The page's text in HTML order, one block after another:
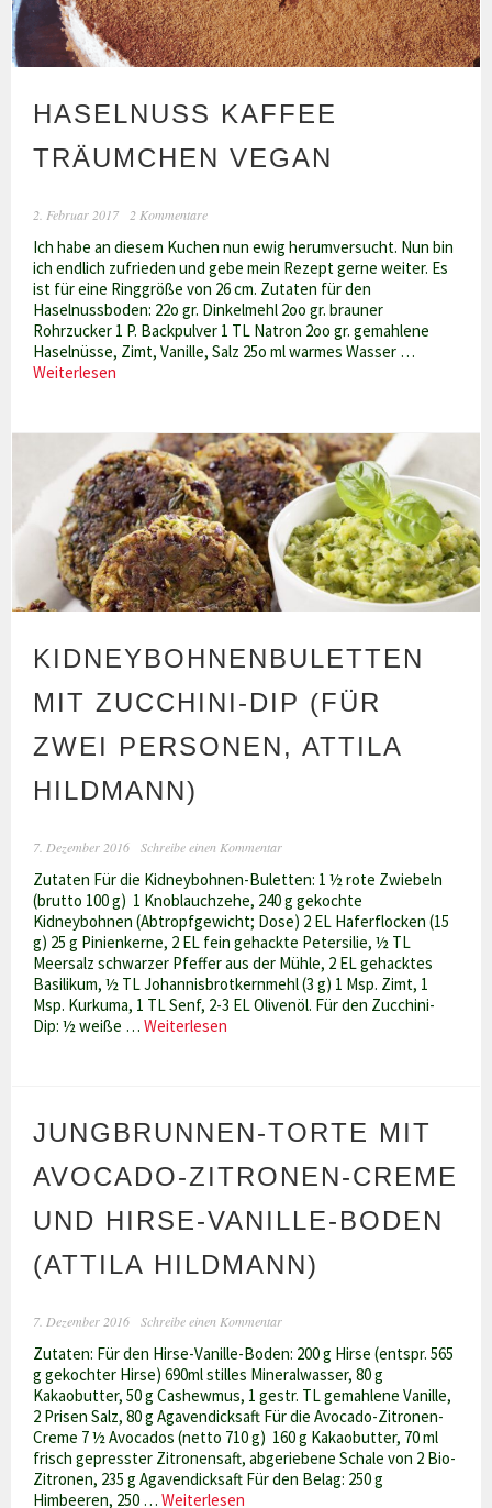
HASELNUSS KAFFEE
TRÄUMCHEN VEGAN
2. Februar 2017 2 Kommentare
Ich habe an diesem Kuchen nun ewig herumversucht. Nun bin
ich endlich zufrieden und gebe mein Rezept gerne weiter. Es
ist für eine Ringgröße von 26 cm. Zutaten für den
Haselnussboden: 22o gr. Dinkelmehl 2oo gr. brauner
Rohrzucker 1 P. Backpulver 1 TL Natron 2oo gr. gemahlene
Haselnüsse, Zimt, Vanille, Salz 25o ml warmes Wasser …
Weiterlesen
vegan
KIDNEYBOHNENBULETTEN
MIT ZUCCHINI-DIP (FÜR
ZWEI PERSONEN, ATTILA
HILDMANN)
7. Dezember 2016 Schreibe einen Kommentar
Zutaten Für die Kidneybohnen-Buletten: 1 ½ rote Zwiebeln
(brutto 100 g) 1 Knoblauchzehe, 240 g gekochte
Kidneybohnen (Abtropfgewicht; Dose) 2 EL Haferflocken (15
g) 25 g Pinienkerne, 2 EL fein gehackte Petersilie, ½ TL
Meersalz schwarzer Pfeffer aus der Mühle, 2 EL gehacktes
Basilikum, ½ TL Johannisbrotkernmehl (3 g) 1 Msp. Zimt, 1
Msp. Kurkuma, 1 TL Senf, 2-3 EL Olivenöl. Für den Zucchini-
Dip: ½ weiße …Weiterlesen
zwei
Attila
Hildmann)
JUNGBRUNNEN-TORTE MIT
AVOCADO-ZITRONEN-CREME
UND HIRSE-VANILLE-BODEN
(ATTILA HILDMANN)
7. Dezember 2016 Schreibe einen Kommentar
Zutaten: Für den Hirse-Vanille-Boden: 200 g Hirse (entspr. 565
g gekochter Hirse) 690ml stilles Mineralwasser, 80 g
Kakaobutter, 50 g Cashewmus, 1 gestr. TL gemahlene Vanille,
2 Prisen Salz, 80 g Agavendicksaft Für die Avocado-Zitronen-
Creme 7 ½ Avocados (netto 710 g) 160 g Kakaobutter, 70 ml
frisch gepresster Zitronensaft, abgeriebene Schale von 2 Bio-
Zitronen, 235 g Agavendicksaft Für den Belag: 250 g
Himbeeren, 250 …Weiterlesen